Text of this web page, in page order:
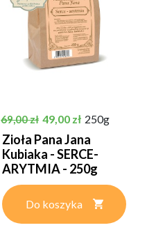
Cena podstawowa
69,00 zł Cena
49,00 zł 250g
Zioła Pana Jana
Kubiaka - SERCE-
ARYTMIA - 250g
Do koszyka